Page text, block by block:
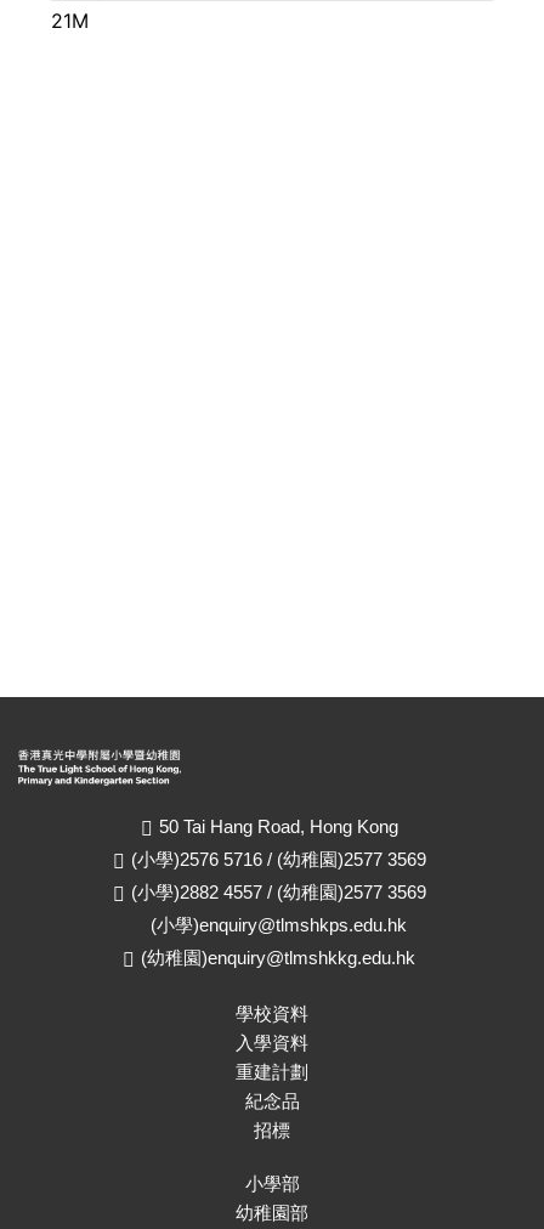
21M
50 Tai Hang Road, Hong Kong
(小學)2576 5716 / (幼稚園)2577 3569
(小學)2882 4557 / (幼稚園)2577 3569
(小學)enquiry@tlmshkps.edu.hk
(幼稚園)enquiry@tlmshkkg.edu.hk
學校資料
入學資料
重建計劃
紀念品
招標
小學部
幼稚園部